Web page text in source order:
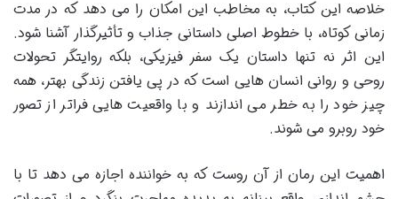
خلاصه این کتاب، به مخاطب این امکان را می دهد که در مدت
زمانی کوتاه، با خطوط اصلی داستانی جذاب و تأثیرگذار آشنا شود.
این اثر نه تنها داستان یک سفر فیزیکی، بلکه روایتگر تحولات
روحی و روانی انسان هایی است که در پی یافتن زندگی بهتر، همه
چیز خود را به خطر می اندازند و با واقعیت هایی فراتر از تصور
خود روبرو می شوند.
اهمیت این رمان از آن روست که به خواننده اجازه می دهد تا با